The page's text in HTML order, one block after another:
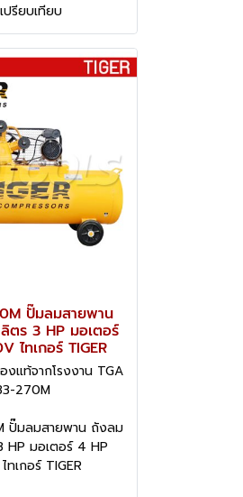
เปรียบเทียบ
ปั๊มลมสายพาน
ตร 3 HP มอเตอร์
ไทเกอร์ TIGER
งแท้จากโรงงาน TGA
270M
ปั๊มลมสายพาน ถังลม
มอเตอร์ 4 HP
ทเกอร์ TIGER